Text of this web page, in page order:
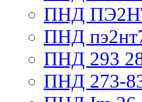
ПНД
ПНД
ПНД 293
ПНД 273-